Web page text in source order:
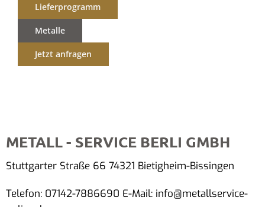
Lieferprogramm
Metalle
Jetzt anfragen
METALL - SERVICE BERLI GMBH
Stuttgarter Straße 66 74321 Bietigheim-Bissingen
Telefon: 07142-7886690 E-Mail: info@metallservice-